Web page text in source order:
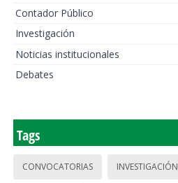
Contador Público
Investigación
Noticias institucionales
Debates
Tags
CONVOCATORIAS INVESTIGACIÓN